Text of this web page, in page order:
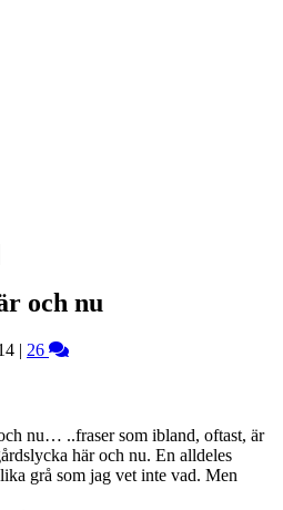
och nu
| 26
nu… ..fraser som ibland, oftast, är
här och nu. En alldeles
grå som jag vet inte vad. Men